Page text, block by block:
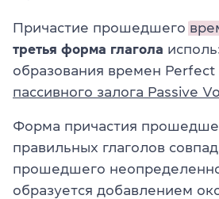
Причастие прошедшего
третья форма глагола
образования времен
пассивного залога Passive
Форма причастия
правильных глаголов
прошедшего
образуется добавлением